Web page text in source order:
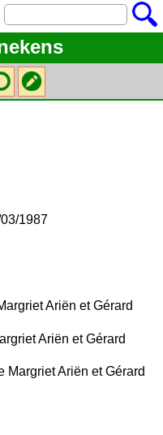
1987
Ariën et Gérard
Ariën et Gérard
Ariën et Gérard